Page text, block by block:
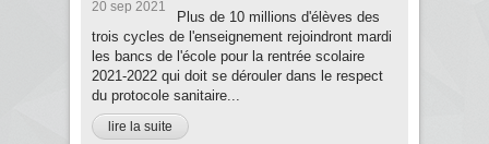
20 sep 2021
Plus de 10 millions d'élèves des
trois cycles de l'enseignement rejoindront mardi
les bancs de l'école pour la rentrée scolaire
2021-2022 qui doit se dérouler dans le respect
du protocole sanitaire...
lire la suite